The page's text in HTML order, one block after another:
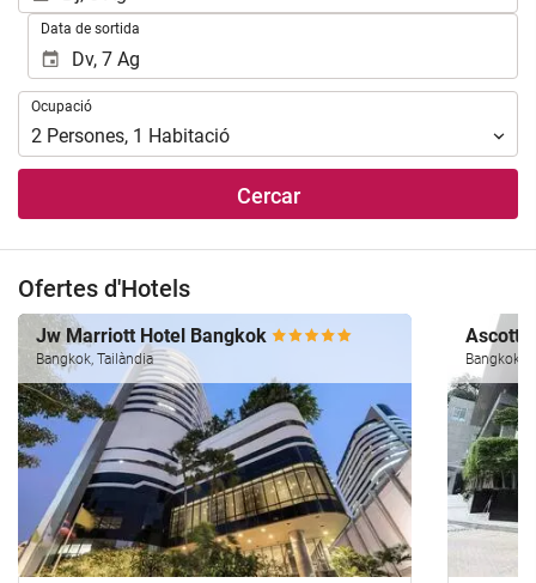
Data de sortida
Ocupació
Ocupació
2 Persones, 1 Habitació
Cercar
Ofertes d'Hotels
Jw Marriott Hotel Bangkok
Bangkok, Tailàndia
Ascott
Bangkok,